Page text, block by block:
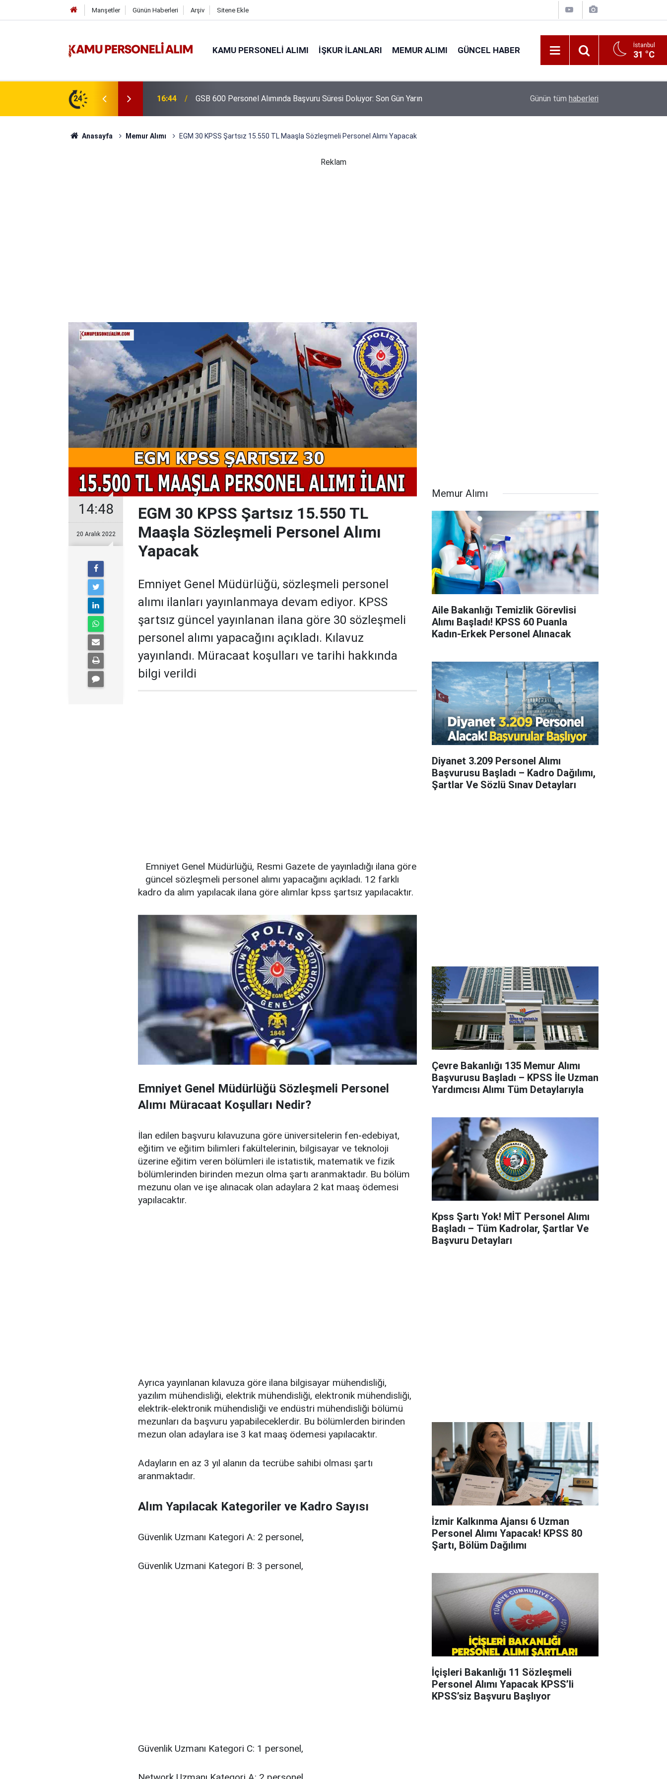
Manşetler Günün Haberleri Arşiv Sitene Ekle
KAMU PERSONELI ALIMI İŞKUR İLANLARI MEMUR ALIMI GÜNCEL HABER İstanbul
31 °C
24
Gündemde! Bakan Çiftçi Süreci
16:44 GSB 600 Personel Alımında Başvuru Süresi Doluyor: Son Gün Yarın Kıyı Emniyeti Genel Müdürlüğü 26 İşçi Alımı
Günün tüm haberleri
Anasayfa Memur Alımı EGM 30 KPSS Şartsız 15.550 TL Maaşla Sözleşmeli Personel Alımı Yapacak
Reklam
14:48
20 Aralık 2022
EGM 30 KPSS Şartsız 15.550 TL
Maaşla Sözleşmeli Personel Alımı
Yapacak
Emniyet Genel Müdürlüğü, sözleşmeli personel
alımı ilanları yayınlanmaya devam ediyor. KPSS
şartsız güncel yayınlanan ilana göre 30 sözleşmeli
personel alımı yapacağını açıkladı. Kılavuz
yayınlandı. Müracaat koşulları ve tarihi hakkında
bilgi verildi
Emniyet Genel Müdürlüğü, Resmi Gazete de yayınladığı ilana göre
güncel sözleşmeli personel alımı yapacağını açıkladı. 12 farklı
kadro da alım yapılacak ilana göre alımlar kpss şartsız yapılacaktır.
Emniyet Genel Müdürlüğü Sözleşmeli Personel
Alımı Müracaat Koşulları Nedir?
İlan edilen başvuru kılavuzuna göre üniversitelerin fen-edebiyat,
eğitim ve eğitim bilimleri fakültelerinin, bilgisayar ve teknoloji
üzerine eğitim veren bölümleri ile istatistik, matematik ve fizik
bölümlerinden birinden mezun olma şartı aranmaktadır. Bu bölüm
mezunu olan ve işe alınacak olan adaylara 2 kat maaş ödemesi
yapılacaktır.
Ayrıca yayınlanan kılavuza göre ilana bilgisayar mühendisliği,
yazılım mühendisliği, elektrik mühendisliği, elektronik mühendisliği,
elektrik-elektronik mühendisliği ve endüstri mühendisliği bölümü
mezunları da başvuru yapabileceklerdir. Bu bölümlerden birinden
mezun olan adaylara ise 3 kat maaş ödemesi yapılacaktır.
Adayların en az 3 yıl alanın da tecrübe sahibi olması şartı
aranmaktadır.
Alım Yapılacak Kategoriler ve Kadro Sayısı
Güvenlik Uzmanı Kategori A: 2 personel,
Güvenli̇k Uzmani Kategori̇ B: 3 personel,
Güvenlik Uzmanı Kategori C: 1 personel,
Memur Alımı
Aile Bakanlığı Temizlik Görevlisi
Alımı Başladı! KPSS 60 Puanla
Kadın-Erkek Personel Alınacak
Diyanet 3.209 Personel Alımı
Başvurusu Başladı – Kadro Dağılımı,
Şartlar Ve Sözlü Sınav Detayları
Çevre Bakanlığı 135 Memur Alımı
Başvurusu Başladı – KPSS İle Uzman
Yardımcısı Alımı Tüm Detaylarıyla
Kpss Şartı Yok! MİT Personel Alımı
Başladı – Tüm Kadrolar, Şartlar Ve
Başvuru Detayları
İzmir Kalkınma Ajansı 6 Uzman
Personel Alımı Yapacak! KPSS 80
Şartı, Bölüm Dağılımı
İçişleri Bakanlığı 11 Sözleşmeli
Personel Alımı Yapacak KPSS’li
KPSS’siz Başvuru Başlıyor